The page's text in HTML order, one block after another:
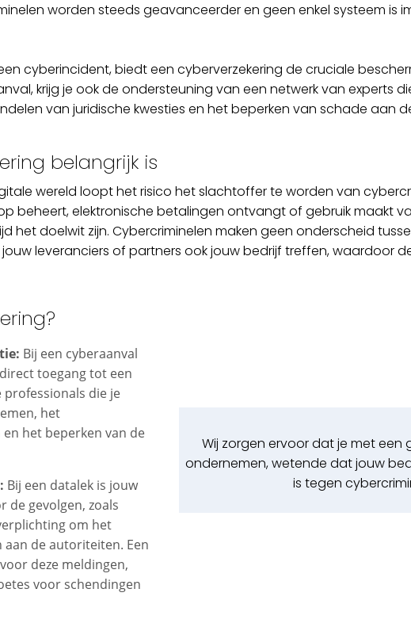
worden steeds geavanceerder en geen enkel systeem is
cyberincident, biedt een cyberverzekering de cruciale
krijg je ook de ondersteuning van een netwerk van experts
van juridische kwesties en het beperken van schade aan
belangrijk is
wereld loopt het risico het slachtoffer te worden van
beheert, elektronische betalingen ontvangt of gebruik maakt
het doelwit zijn. Cybercriminelen maken geen onderscheid
leveranciers of partners ook jouw bedrijf treffen, waardoor
Bij een cyberaanval
toegang tot een
professionals die je
het
het beperken van de
Bij een datalek is jouw
de gevolgen, zoals
om het
de autoriteiten. Een
deze meldingen,
voor schendingen
Wij zorgen ervoor dat je met een
ondernemen, wetende dat jouw
is tegen